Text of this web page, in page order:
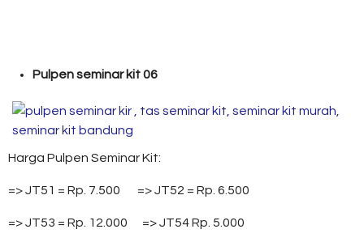
Pulpen seminar kit 06
Harga Pulpen Seminar Kit:
=> JT51 = Rp. 7.500 => JT52 = Rp. 6.500
=> JT53 = Rp. 12.000 => JT54 Rp. 5.000